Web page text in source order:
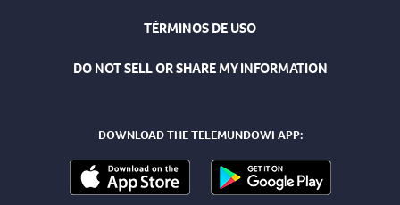
TÉRMINOS DE USO
DO NOT SELL OR SHARE MY INFORMATION
DOWNLOAD THE TELEMUNDOWI APP: